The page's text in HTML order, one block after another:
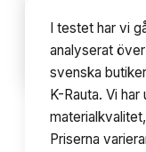
I testet har vi
analyserat
svenska
K-Rauta. Vi
Priserna